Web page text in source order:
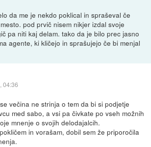
da me je nekdo poklical in spraševal če
pod prvič nisem nikjer izdal svoje
pa niti kaj delam. tako da je bilo prec jasno
agente, ki kličejo in sprašujejo če bi menjal
04:36
večina ne strinja o tem da bi si podjetje
med sabo, a vsi pa čivkate po vseh možnih
mnenje o svojih delodajalcih.
in vorašam, dobil sem že priporočila